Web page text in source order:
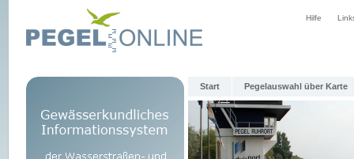
Hilfe
Start Pegelauswahl über Karte